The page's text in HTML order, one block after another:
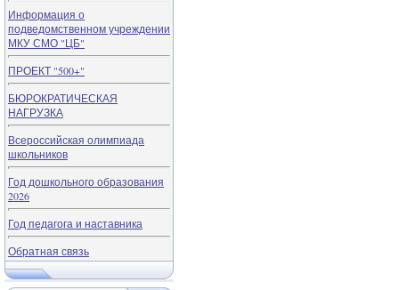
Информация о
подведомственном учреждении
МКУ СМО "ЦБ"
ПРОЕКТ "500+"
БЮРОКРАТИЧЕСКАЯ
НАГРУЗКА
Всероссийская олимпиада
школьников
Год дошкольного образования
2026
Год педагога и наставника
Обратная связь